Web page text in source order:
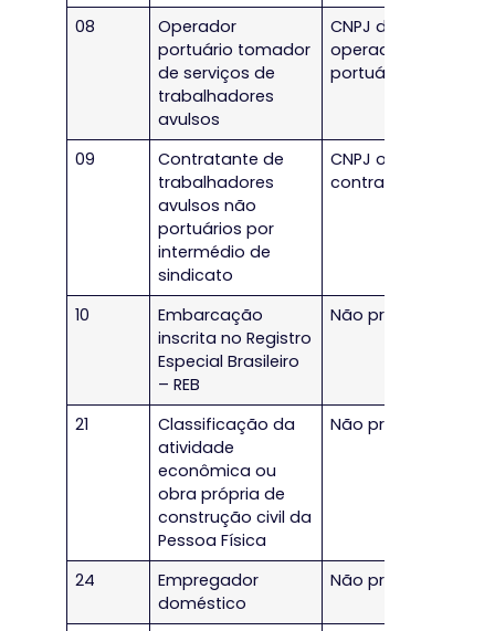
08
Operador
portuário tomador
de serviços de
trabalhadores
avulsos
CNPJ do
operador
portuário
09
Contratante de
trabalhadores
avulsos não
portuários por
intermédio de
sindicato
CNPJ ou CPF do
contratante
10
Embarcação
inscrita no Registro
Especial Brasileiro
– REB
Não preencher
21
Classificação da
atividade
econômica ou
obra própria de
construção civil da
Pessoa Física
Não preencher
24
Empregador
doméstico
Não preencher